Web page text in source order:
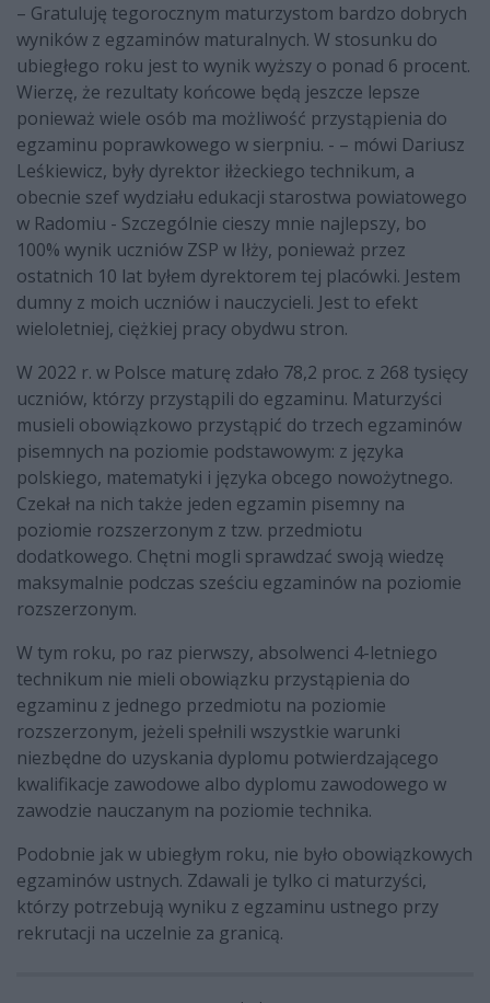
– Gratuluję tegorocznym maturzystom bardzo dobrych
wyników z egzaminów maturalnych. W stosunku do
ubiegłego roku jest to wynik wyższy o ponad 6 procent.
Wierzę, że rezultaty końcowe będą jeszcze lepsze
ponieważ wiele osób ma możliwość przystąpienia do
egzaminu poprawkowego w sierpniu. - – mówi Dariusz
Leśkiewicz, były dyrektor iłżeckiego technikum, a
obecnie szef wydziału edukacji starostwa powiatowego
w Radomiu - Szczególnie cieszy mnie najlepszy, bo
100% wynik uczniów ZSP w Iłży, ponieważ przez
ostatnich 10 lat byłem dyrektorem tej placówki. Jestem
dumny z moich uczniów i nauczycieli. Jest to efekt
wieloletniej, ciężkiej pracy obydwu stron.
W 2022 r. w Polsce maturę zdało 78,2 proc. z 268 tysięcy
uczniów, którzy przystąpili do egzaminu. Maturzyści
musieli obowiązkowo przystąpić do trzech egzaminów
pisemnych na poziomie podstawowym: z języka
polskiego, matematyki i języka obcego nowożytnego.
Czekał na nich także jeden egzamin pisemny na
poziomie rozszerzonym z tzw. przedmiotu
dodatkowego. Chętni mogli sprawdzać swoją wiedzę
maksymalnie podczas sześciu egzaminów na poziomie
rozszerzonym.
W tym roku, po raz pierwszy, absolwenci 4-letniego
technikum nie mieli obowiązku przystąpienia do
egzaminu z jednego przedmiotu na poziomie
rozszerzonym, jeżeli spełnili wszystkie warunki
niezbędne do uzyskania dyplomu potwierdzającego
kwalifikacje zawodowe albo dyplomu zawodowego w
zawodzie nauczanym na poziomie technika.
Podobnie jak w ubiegłym roku, nie było obowiązkowych
egzaminów ustnych. Zdawali je tylko ci maturzyści,
którzy potrzebują wyniku z egzaminu ustnego przy
rekrutacji na uczelnie za granicą.